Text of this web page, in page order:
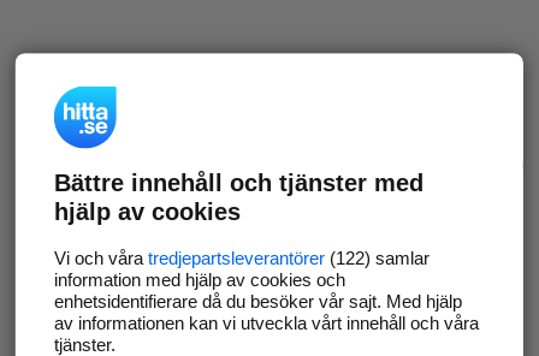
Bättre innehåll och tjänster med
hjälp av cookies
Vi och våra tredjepartsleverantörer(122) samlar
information med hjälp av cookies och
enhetsidentifierare då du besöker vår sajt. Med hjälp
av informationen kan vi utveckla vårt innehåll och våra
tjänster.